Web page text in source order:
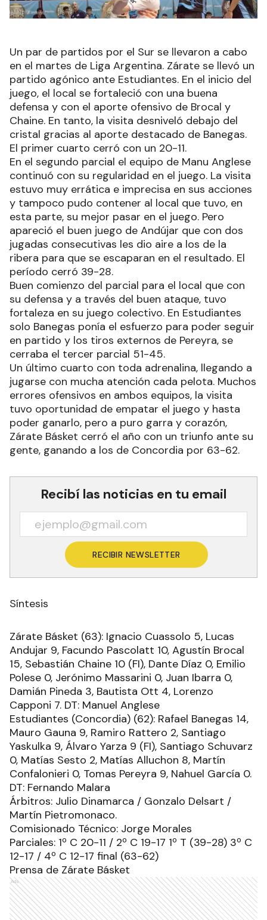
Un par de partidos por el Sur se llevaron a cabo
en el martes de Liga Argentina. Zárate se llevó un
partido agónico ante Estudiantes. En el inicio del
juego, el local se fortaleció con una buena
defensa y con el aporte ofensivo de Brocal y
Chaine. En tanto, la visita desniveló debajo del
cristal gracias al aporte destacado de Banegas.
El primer cuarto cerró con un 20-11.
En el segundo parcial el equipo de Manu Anglese
continuó con su regularidad en el juego. La visita
estuvo muy errática e imprecisa en sus acciones
y tampoco pudo contener al local que tuvo, en
esta parte, su mejor pasar en el juego. Pero
apareció el buen juego de Andújar que con dos
jugadas consecutivas les dio aire a los de la
ribera para que se escaparan en el resultado. El
período cerró 39-28.
Buen comienzo del parcial para el local que con
su defensa y a través del buen ataque, tuvo
fortaleza en su juego colectivo. En Estudiantes
solo Banegas ponía el esfuerzo para poder seguir
en partido y los tiros externos de Pereyra, se
cerraba el tercer parcial 51-45.
Un último cuarto con toda adrenalina, llegando a
jugarse con mucha atención cada pelota. Muchos
errores ofensivos en ambos equipos, la visita
tuvo oportunidad de empatar el juego y hasta
poder ganarlo, pero a puro garra y corazón,
Zárate Básket cerró el año con un triunfo ante su
gente, ganando a los de Concordia por 63-62.
Recibí las noticias en tu email
RECIBIR NEWSLETTER
Síntesis
Zárate Básket (63): Ignacio Cuassolo 5, Lucas
Andujar 9, Facundo Pascolatt 10, Agustín Brocal
15, Sebastián Chaine 10 (FI), Dante Díaz 0, Emilio
Polese 0, Jerónimo Massarini 0, Juan Ibarra 0,
Damián Pineda 3, Bautista Ott 4, Lorenzo
Capponi 7. DT: Manuel Anglese
Estudiantes (Concordia) (62): Rafael Banegas 14,
Mauro Gauna 9, Ramiro Rattero 2, Santiago
Yaskulka 9, Álvaro Yarza 9 (FI), Santiago Schuvarz
0, Matías Sesto 2, Matías Alluchon 8, Martín
Confalonieri 0, Tomas Pereyra 9, Nahuel García 0.
DT: Fernando Malara
Árbitros: Julio Dinamarca / Gonzalo Delsart /
Martín Pietromonaco.
Comisionado Técnico: Jorge Morales
Parciales: 1º C 20-11 / 2º C 19-17 1º T (39-28) 3º C
12-17 / 4º C 12-17 final (63-62)
Prensa de Zárate Básket
Ads